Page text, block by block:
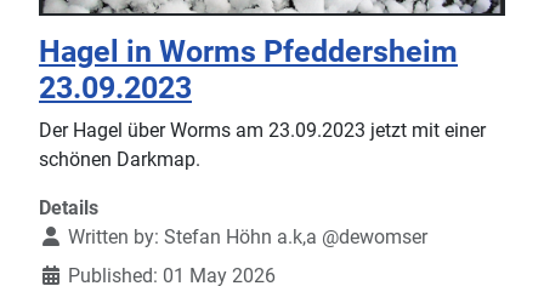
Hagel in Worms Pfeddersheim
23.09.2023
Der Hagel über Worms am 23.09.2023 jetzt mit einer
schönen Darkmap.
Details
Written by: Stefan Höhn a.k,a @dewomser
Published: 01 May 2026